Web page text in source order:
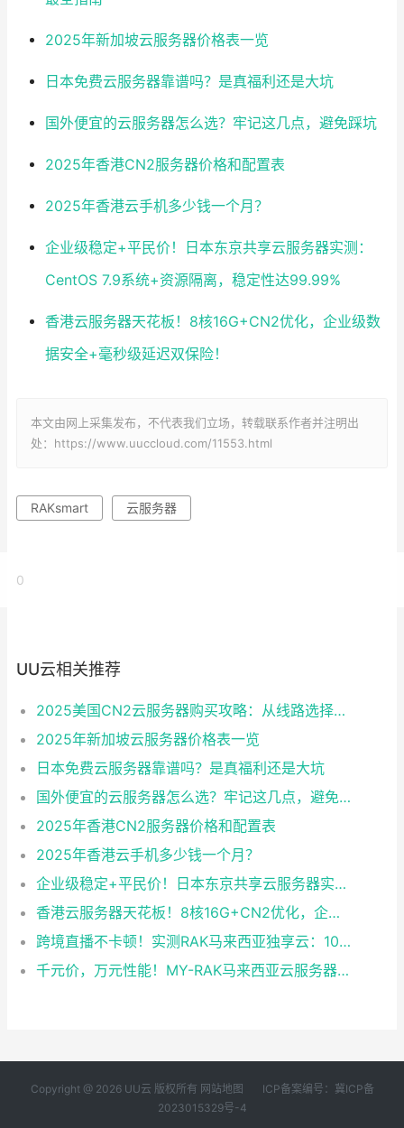
2025年新加坡云服务器价格表一览
日本免费云服务器靠谱吗？是真福利还是大坑
国外便宜的云服务器怎么选？牢记这几点，避免踩坑
2025年香港CN2服务器价格和配置表
2025年香港云手机多少钱一个月？
企业级稳定+平民价！日本东京共享云服务器实测：
CentOS 7.9系统+资源隔离，稳定性达99.99%
香港云服务器天花板！8核16G+CN2优化，企业级数
据安全+毫秒级延迟双保险！
本文由网上采集发布，不代表我们立场，转载联系作者并注明出
处：https://www.uuccloud.com/11553.html
RAKsmart 云服务器
0
UU云相关推荐
2025美国CN2云服务器购买攻略：从线路选择到实操最全指南
2025年新加坡云服务器价格表一览
日本免费云服务器靠谱吗？是真福利还是大坑
国外便宜的云服务器怎么选？牢记这几点，避免踩坑
2025年香港CN2服务器价格和配置表
2025年香港云手机多少钱一个月？
企业级稳定+平民价！日本东京共享云服务器实测：CentOS 7.9系统+资源隔离，稳定性达99.99%
香港云服务器天花板！8核16G+CN2优化，企业级数据安全+毫秒级延迟双保险！
跨境直播不卡顿！实测RAK马来西亚独享云：1080P推流稳定，首月6折优惠中
千元价，万元性能！MY-RAK马来西亚云服务器：首月5折+免费SEO工具，中小企业出海“降本神器”
Copyright @ 2026 UU云 版权所有 网站地图
ICP备案编号：冀ICP备
2023015329号-4